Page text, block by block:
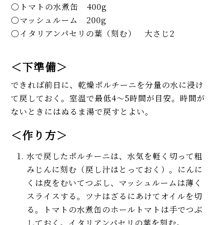
トマトの水煮缶 400g
マッシュルーム 200g
イタリアンパセリの葉（刻む） 大さじ2
＜下準備＞
できれば前日に、乾燥ポルチーニを分量の水に浸け
て戻しておく。室温で最低4〜5時間が目安。時間が
ないときにはぬるま湯で戻すとよい。
＜作り方＞
水で戻したポルチーニは、水気を軽く切って粗
みじんに刻む（戻し汁はとっておく）。にんに
くは皮をむいてつぶし、マッシュルームは薄く
スライスする。ツナはざるにあけてオイルを切
る。トマトの水煮缶のホールトマトは手でつぶ
しておく。イタリアンパセリの葉を刻む。